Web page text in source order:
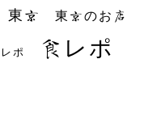
東京 東京のお店
ポ 食レポ